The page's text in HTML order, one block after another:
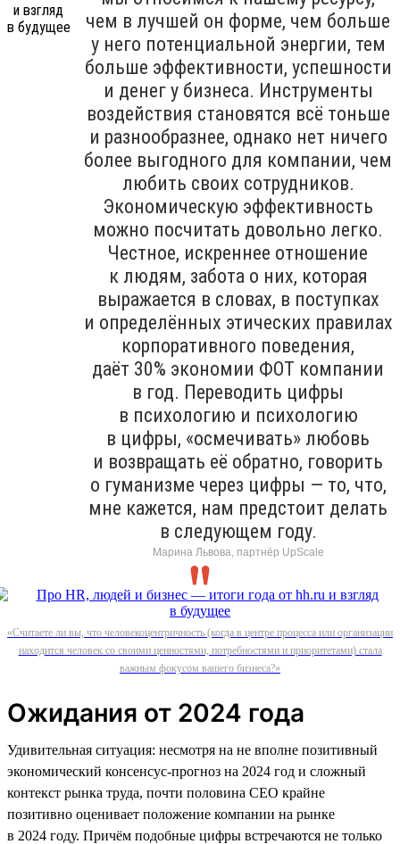
чем в лучшей он форме, чем больше
у него потенциальной энергии, тем
больше эффективности, успешности
и денег у бизнеса. Инструменты
воздействия становятся всё тоньше
и разнообразнее, однако нет ничего
более выгодного для компании, чем
любить своих сотрудников.
Экономическую эффективность
можно посчитать довольно легко.
Честное, искреннее отношение
к людям, забота о них, которая
выражается в словах, в поступках
и определённых этических правилах
корпоративного поведения,
даёт 30% экономии ФОТ компании
в год. Переводить цифры
в психологию и психологию
в цифры, «осмечивать» любовь
и возвращать её обратно, говорить
о гуманизме через цифры — то, что,
мне кажется, нам предстоит делать
в следующем году.
Марина Львова, партнёр UpScale
«Считаете ли вы, что человекоцентричность (когда в центре процесса или организации
находится человек со своими ценностями, потребностями и приоритетами) стала
важным фокусом вашего бизнеса?»
Ожидания от 2024 года
Удивительная ситуация: несмотря на не вполне позитивный
экономический консенсус-прогноз на 2024 год и сложный
контекст рынка труда, почти половина СЕО крайне
позитивно оценивает положение компании на рынке
в 2024 году. Причём подобные цифры встречаются не только